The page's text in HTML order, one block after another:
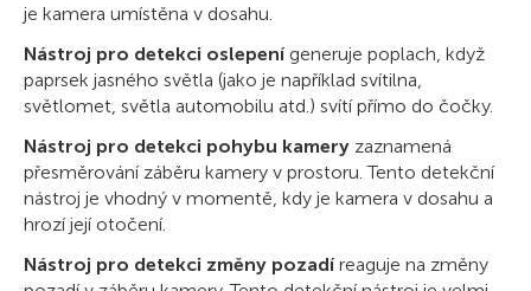
je kamera umístěna v dosahu.
Nástroj pro detekci oslepení generuje poplach, když
paprsek jasného světla (jako je například svítilna,
světlomet, světla automobilu atd.) svítí přímo do čočky.
Nástroj pro detekci pohybu kamery zaznamená
přesměrování záběru kamery v prostoru. Tento detekční
nástroj je vhodný v momentě, kdy je kamera v dosahu a
hrozí její otočení.
Nástroj pro detekci změny pozadí reaguje na změny